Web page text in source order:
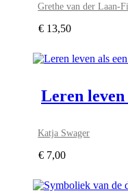
Grethe van der Laan-
€ 13,50
Leren
Katja Swager
€ 7,00